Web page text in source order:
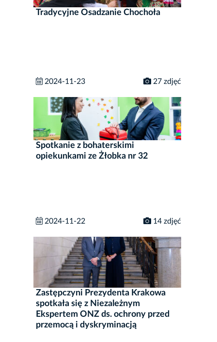
Tradycyjne Osadzanie Chochoła
2024-11-23 27 zdjęć
Spotkanie z bohaterskimi
opiekunkami ze Żłobka nr 32
2024-11-22 14 zdjęć
Zastępczyni Prezydenta Krakowa
spotkała się z Niezależnym
Ekspertem ONZ ds. ochrony przed
przemocą i dyskryminacją